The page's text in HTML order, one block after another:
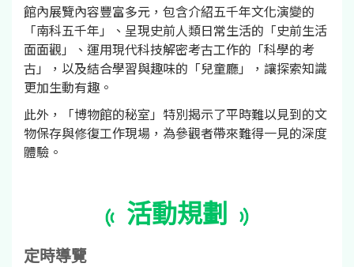
館內展覽內容豐富多元，包含介紹五千年文化演變的
「南科五千年」、呈現史前人類日常生活的「史前生活
面面觀」、運用現代科技解密考古工作的「科學的考
古」，以及結合學習與趣味的「兒童廳」，讓探索知識
更加生動有趣。
此外，「博物館的秘室」特別揭示了平時難以見到的文
物保存與修復工作現場，為參觀者帶來難得一見的深度
體驗。
活動規劃
定時導覽